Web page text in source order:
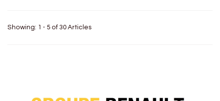
Showing: 1 - 5 of 30 Articles